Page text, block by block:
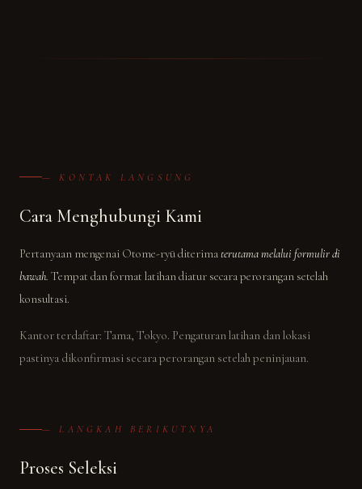
— KONTAK LANGSUNG
Cara Menghubungi Kami
Pertanyaan mengenai Otome-ryū diterimaterutama melalui formulir di
bawah. Tempat dan format latihan diatur secara perorangan setelah
konsultasi.
Kantor terdaftar: Tama, Tokyo. Pengaturan latihan dan lokasi
pastinya dikonfirmasi secara perorangan setelah peninjauan.
— LANGKAH BERIKUTNYA
Proses Seleksi